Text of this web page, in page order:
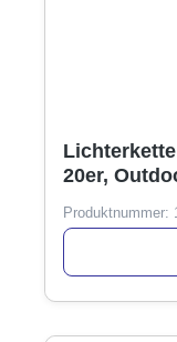
20er,
Produktnummer: